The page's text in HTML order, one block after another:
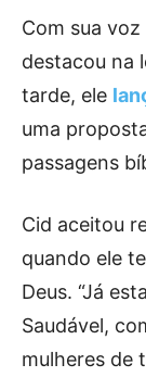
Com sua
destacou na
tarde, ele
uma
passagens
Cid aceitou
quando ele
Deus. “Já
Saudável,
mulheres de